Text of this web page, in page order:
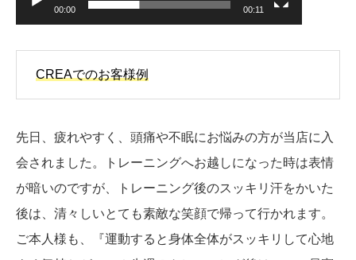
00:00 00:11
CREAでのお客様例
先日、疲れやすく、頭痛や不眠にお悩みの方が当店に入
会されました。トレーニングへお越しになった時は表情
が暗いのですが、トレーニング後のスッキリ汗をかいた
後は、清々しいとても素敵な笑顔で帰って行かれます。
ご本人様も、『運動すると身体全体がスッキリして心地